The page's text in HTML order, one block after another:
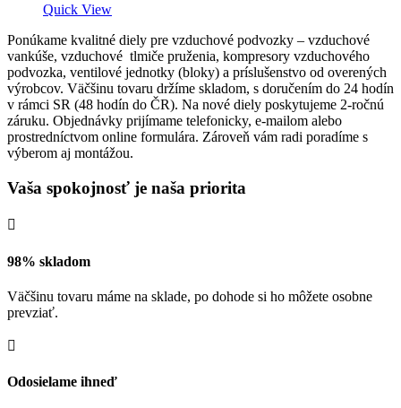
Quick View
Ponúkame kvalitné diely pre vzduchové podvozky – vzduchové
vankúše, vzduchové tlmiče pruženia, kompresory vzduchového
podvozka, ventilové jednotky (bloky) a príslušenstvo od overených
výrobcov. Väčšinu tovaru držíme skladom, s doručením do 24 hodín
v rámci SR (48 hodín do ČR). Na nové diely poskytujeme 2-ročnú
záruku. Objednávky prijímame telefonicky, e-mailom alebo
prostredníctvom online formulára. Zároveň vám radi poradíme s
výberom aj montážou.
Vaša spokojnosť je naša priorita

98% skladom
Väčšinu tovaru máme na sklade, po dohode si ho môžete osobne
prevziať.

Odosielame ihneď